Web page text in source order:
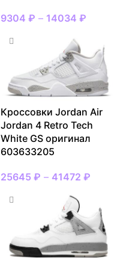
9304 ₽ – 14034 ₽
Кроссовки Jordan Air
Jordan 4 Retro Tech
White GS оригинал
603633205
25645 ₽ – 41472 ₽